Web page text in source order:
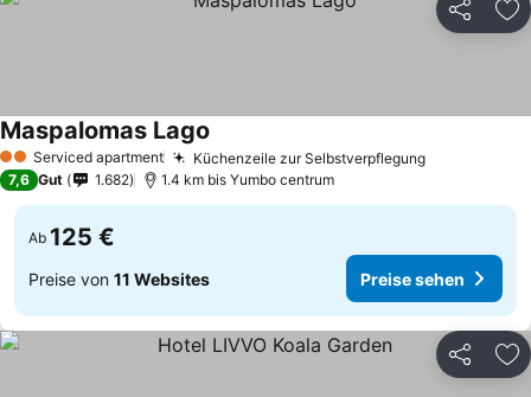
Teilen
2 SterneServiced apartment Küchenzeile zur SelbstverpflegungPreise
Maspalomas Lago
7,6 Gut 1.682 1.4 km bis Yumbo centrum
Ab 125 €
Preise von 11 Websites Preise sehen
Teilen